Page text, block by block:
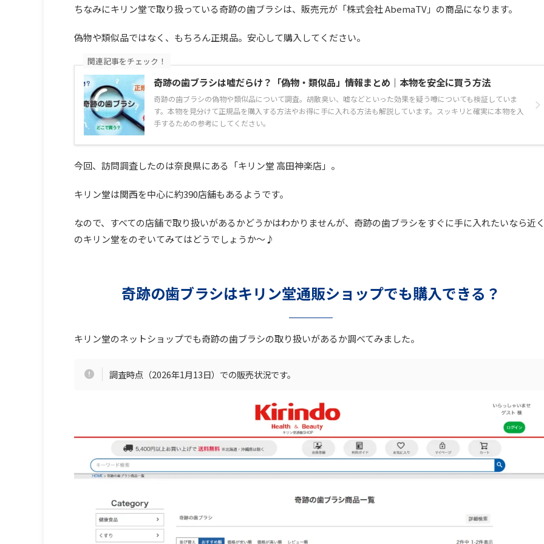
ちなみにキリン堂で取り扱っている奇跡の歯ブラシは、販売元が「株式会社 AbemaTV」の商品になります。
偽物や類似品ではなく、もちろん正規品。安心して購入してください。
奇跡の歯ブラシは嘘だらけ？「偽物・類似品」情報まとめ｜本物を安全に買う方法
奇跡の歯ブラシの偽物や類似品について調査。胡散臭い、嘘などといった効果を疑う噂についても検証していま
す。本物を見分けて正規品を購入する方法やお得に手に入れる方法も解説しています。スッキリと確実に本物を入
手するための参考にしてください。
関連記事をチェック！
今回、訪問調査したのは奈良県にある「キリン堂 高田神楽店」。
キリン堂は関西を中心に約390店舗もあるようです。
なので、すべての店舗で取り扱いがあるかどうかはわかりませんが、奇跡の歯ブラシをすぐに手に入れたいなら近
のキリン堂をのぞいてみてはどうでしょうか～♪
奇跡の歯ブラシはキリン堂通販ショップでも購入できる？
キリン堂のネットショップでも奇跡の歯ブラシの取り扱いがあるか調べてみました。
調査時点（2026年1月13日）での販売状況です。